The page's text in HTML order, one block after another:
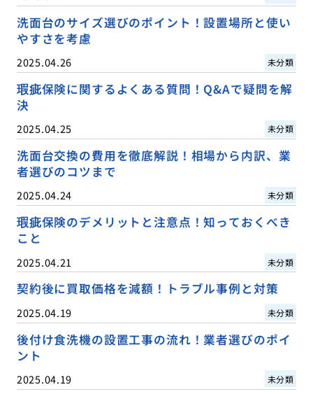
洗面台のサイズ選びのポイント！設置場所と使い
やすさを考慮
2025.04.26 未分類
瑕疵保険に関するよくある質問！Q&Aで疑問を解
決
2025.04.25 未分類
洗面台交換の費用を徹底解説！相場から内訳、業
者選びのコツまで
2025.04.24 未分類
瑕疵保険のデメリットと注意点！知っておくべき
こと
2025.04.21 未分類
契約後に買取価格を減額！トラブル事例と対策
2025.04.19 未分類
後付け食洗機の設置工事の流れ！業者選びのポイ
ント
2025.04.19 未分類